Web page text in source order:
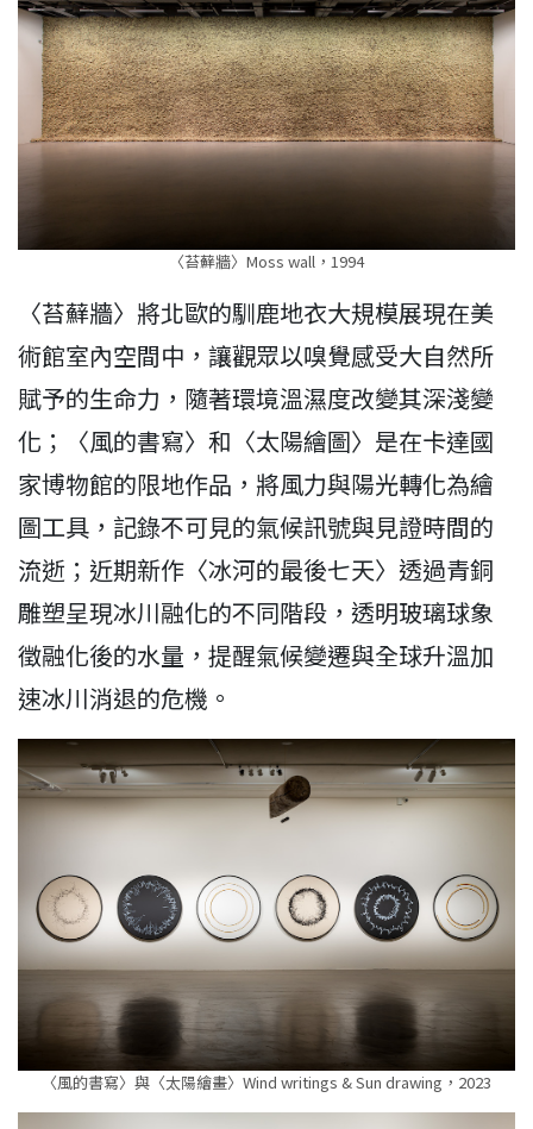
〈苔蘚牆〉Moss wall，1994
〈苔蘚牆〉將北歐的馴鹿地衣大規模展現在美
術館室內空間中，讓觀眾以嗅覺感受大自然所
賦予的生命力，隨著環境溫濕度改變其深淺變
化；〈風的書寫〉和〈太陽繪圖〉是在卡達國
家博物館的限地作品，將風力與陽光轉化為繪
圖工具，記錄不可見的氣候訊號與見證時間的
流逝；近期新作〈冰河的最後七天〉透過青銅
雕塑呈現冰川融化的不同階段，透明玻璃球象
徵融化後的水量，提醒氣候變遷與全球升溫加
速冰川消退的危機。
〈風的書寫〉與〈太陽繪畫〉Wind writings & Sun drawing，2023